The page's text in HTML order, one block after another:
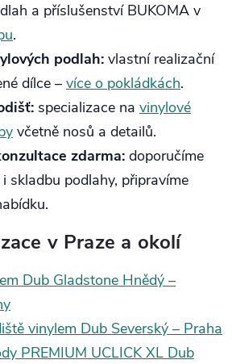
a příslušenství BUKOMA v
.
podlah: vlastní realizační
dílce – více o pokládkách.
specializace na vinylové
včetně nosů a detailů.
zdarma: doporučíme
skladbu podlahy, připravíme
v Praze a okolí
Dub Gladstone Hnědý –
vinylem Dub Severský – Praha
PREMIUM UCLICK XL Dub